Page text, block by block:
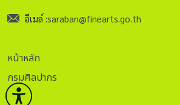
อีเมล์ :saraban@finearts.go.th
หน้าหลัก
กรมศิลปากร
บริการ